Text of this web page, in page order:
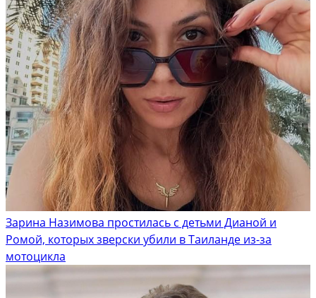
Зарина Назимова простилась с детьми Дианой и
Ромой, которых зверски убили в Таиланде из-за
мотоцикла